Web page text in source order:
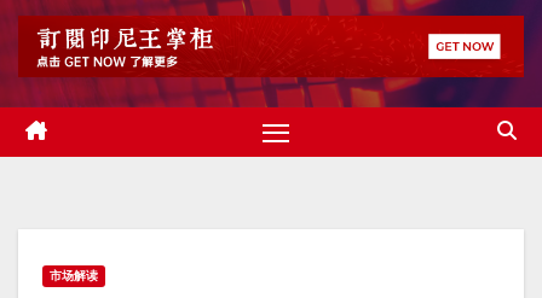
市场解读